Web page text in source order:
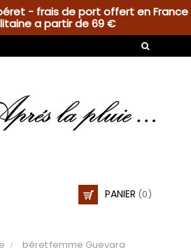
- frais de port offert en France
a partir de 69 €
PANIER (0)
béret femme Guevara